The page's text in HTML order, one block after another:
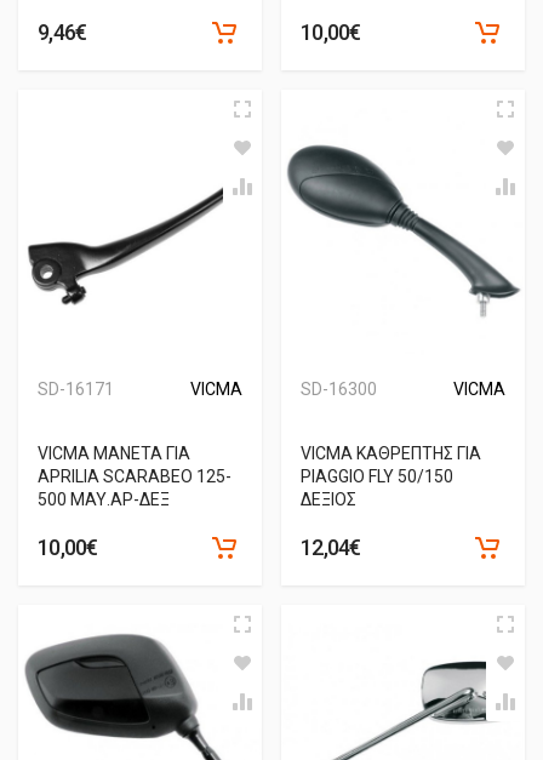
9,46€ 10,00€
SD-16171 VICMA
VICMA ΜΑΝΕΤΑ ΓΙΑ
APRILIA SCARABEO 125-
500 ΜΑΥ.ΑΡ-ΔΕΞ
10,00€
SD-16300 VICMA
VICMA ΚΑΘΡΕΠΤΗΣ ΓΙΑ
PIAGGIO FLY 50/150
ΔΕΞΙΟΣ
12,04€